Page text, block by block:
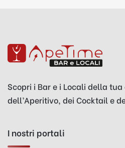
Scopri i Bar e i Locali della
dell’Aperitivo, dei Cocktail e
I nostri portali